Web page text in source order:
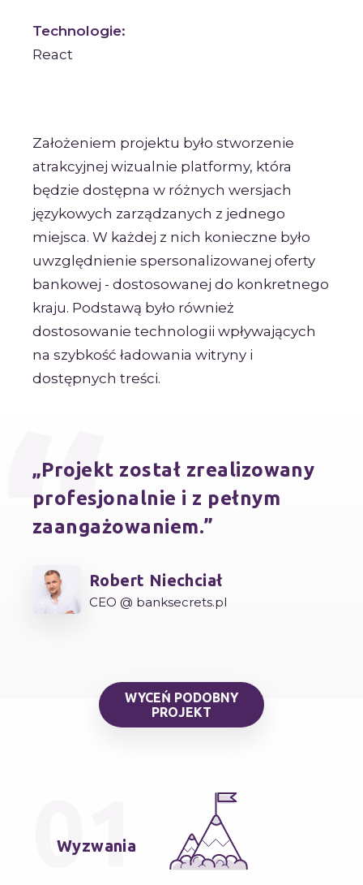
Technologie:
React
Założeniem projektu było stworzenie
atrakcyjnej wizualnie platformy, która
będzie dostępna w różnych wersjach
językowych zarządzanych z jednego
miejsca. W każdej z nich konieczne było
uwzględnienie spersonalizowanej oferty
bankowej - dostosowanej do konkretnego
kraju. Podstawą było również
dostosowanie technologii wpływających
na szybkość ładowania witryny i
dostępnych treści.
Projekt został zrealizowany
profesjonalnie i z pełnym
zaangażowaniem.
Robert Niechciał
CEO @ banksecrets.pl
WYCEŃ PODOBNY
PROJEKT
01
Wyzwania